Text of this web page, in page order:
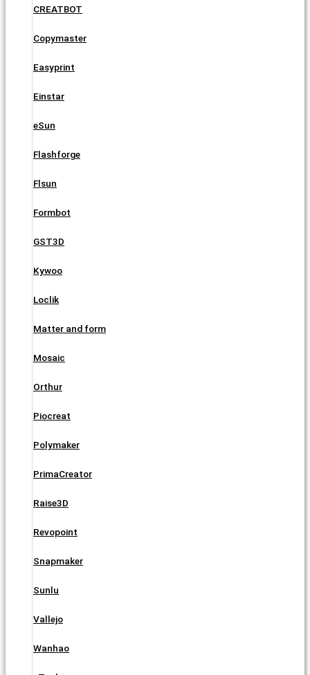
CREATBOT
Copymaster
Easyprint
Einstar
eSun
Flashforge
Flsun
Formbot
GST3D
Kywoo
Loclik
Matter and form
Mosaic
Orthur
Piocreat
Polymaker
PrimaCreator
Raise3D
Revopoint
Snapmaker
Sunlu
Vallejo
Wanhao